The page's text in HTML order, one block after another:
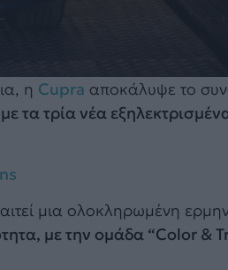
η Cupra αποκάλυψε το
με τα τρία νέα
μια ολοκληρωμένη
με την ομάδα “Color &